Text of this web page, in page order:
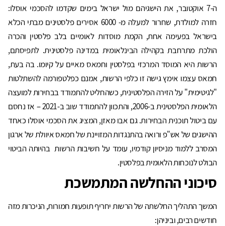
ה-7 אוקטובר, את הישגיהם מול ישראל בימים שקדמו להסכמי אוסלו:
חזרה למולדת, שחרור למעלה מ- 6000 אסירים פלסטינים מבתי הכלא
בישראל בפעימה אחת, הקמת מוסדות לאומיים בלב פלסטין והכרה
הולכת מתרחבת בקהילה הבינלאומית במדינה פלסטינית. לתפיסתם,
הרשות היא המוסד המרכזי בפלסטין וחמאס מאיים על קיומו. בה בעת,
חמאס עצמו אימץ גישה זו כלפי הרשות, אמנם כפלטפורמה להשתלטות
"לגיטימית" על הזירה הפלסטינית, כשהחליט להתמודד בבחירות למועצה
הלאומית הפלסטינית ב-2006, והתכוון להתמודד שוב ב-2021 – אז נחסם
עם ביטול תוכנית הבחירות. גם אבו מאזן, המציג את הסכמי אוסלו כאחד
ההישגים של אש"פ ורואה בהתנגדות המזויינת של חמאס איוולת של ארגון
המסרב ללמוד מניסיון קודמיו, עומד על חשיבות הרשות בהיותה הביטוי
הבולט לנוכחות הלאומית בפלסטין.
סיכוני ההחלשה המתמשכת
המשך התהליך החלשתה של הרשות יחריף תופעות חמורות, הניכרות מזה
חודשים רבים, וביניהן: